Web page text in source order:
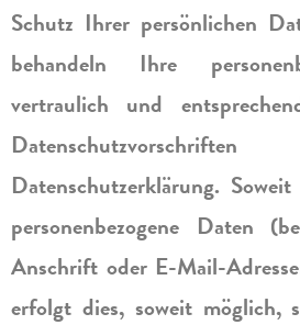
Schutz Ihrer persönlichen
behandeln Ihre
vertraulich und
Datenschutzerklärung.
personenbezogene Daten
Anschrift oder E-Mail-
erfolgt dies, soweit möglich,